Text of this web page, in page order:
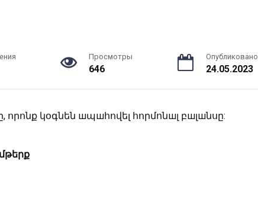
Просмотры
646
Опубликовано
24.05.2023
որոնք կօգնեն шպшհովել հորմոնшլ բшլшնսը: